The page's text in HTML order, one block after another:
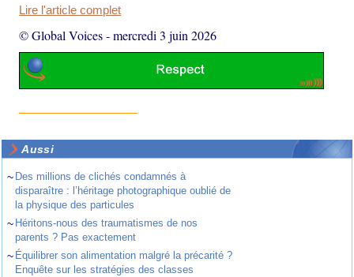
Lire l'article complet
© Global Voices-mercredi 3 juin 2026
Aussi
~ Des millions de clichés condamnés à
disparaître : l’héritage photographique oublié de
la physique des particules
~ Héritons-nous des traumatismes de nos
parents ? Pas exactement
~ Équilibrer son alimentation malgré la précarité ?
Enquête sur les stratégies des classes